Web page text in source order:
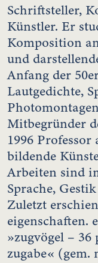
Schriftsteller,
Künstler. Er
Komposition
und
Anfang der
Lautgedichte,
Mitbegründer
1996
bildende
Arbeiten sind
Sprache,
Zuletzt
eigenschaften.
»zugvögel –
zugabe« (gem.